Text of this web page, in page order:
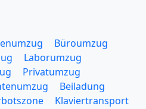
Büroumzug
Laborumzug
Privatumzug
Beiladung
Klaviertransport